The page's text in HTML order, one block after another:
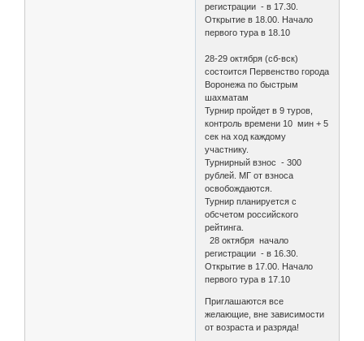
регистрации - в 17.30.
Открытие в 18.00. Начало
первого тура в 18.10
28-29 октября (сб-вск)
состоится Первенство города
Воронежа по быстрым
шахматам
Турнир пройдет в 9 туров,
контроль времени 10 мин + 5
сек на ход каждому
участнику.
Турнирный взнос - 300
рублей. МГ от взноса
освобождаются.
Турнир планируется с
обсчетом российского
рейтинга.
28 октября начало
регистрации - в 16.30.
Открытие в 17.00. Начало
первого тура в 17.10
Приглашаются все
желающие, вне зависимости
от возраста и разряда!